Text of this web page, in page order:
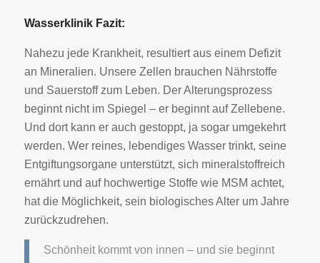
Wasserklinik Fazit:
Nahezu jede Krankheit, resultiert aus einem Defizit
an Mineralien. Unsere Zellen brauchen Nährstoffe
und Sauerstoff zum Leben. Der Alterungsprozess
beginnt nicht im Spiegel – er beginnt auf Zellebene.
Und dort kann er auch gestoppt, ja sogar umgekehrt
werden. Wer reines, lebendiges Wasser trinkt, seine
Entgiftungsorgane unterstützt, sich mineralstoffreich
ernährt und auf hochwertige Stoffe wie MSM achtet,
hat die Möglichkeit, sein biologisches Alter um Jahre
zurückzudrehen.
Schönheit kommt von innen – und sie beginnt